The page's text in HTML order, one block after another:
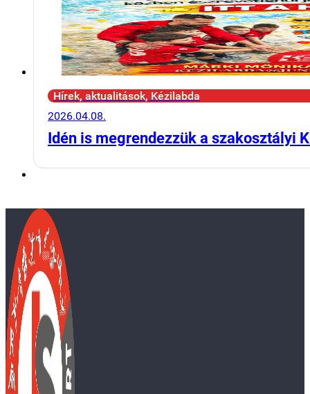
Hírek, aktualitások, Kézilabda
2026.04.08.
Idén is megrendezzük a szakosztályi